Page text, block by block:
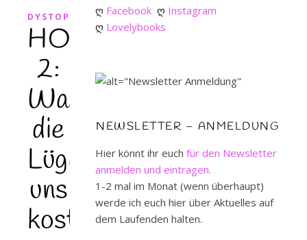
DYSTOPIE
HONESTY
2:
Was
die
Lüge
uns
kostet
ღ Facebook ღ Instagram
ღ Lovelybooks
NEWSLETTER – ANMELDUNG
Hier könnt ihr euch für den Newsletter
anmelden und eintragen.
1-2 mal im Monat (wenn überhaupt)
werde ich euch hier über Aktuelles auf
dem Laufenden halten.